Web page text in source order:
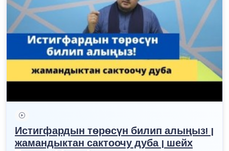
Истигфардын тѳрѳсүн билип алыңыз! |
жамандыктан сактоочу дуба | шейх